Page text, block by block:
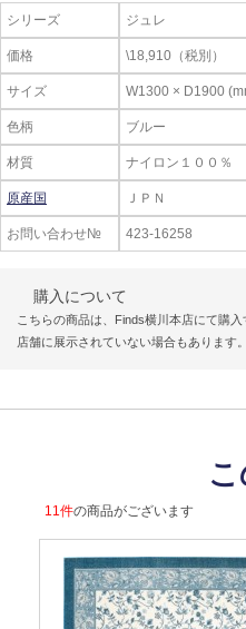
シリーズ ジュレ
価格 \18,910（税別）
サイズ W1300 × D1900
色柄 ブルー
材質 ナイロン１００％
原産国 ＪＰＮ
お問い合わせ№ 423-16258
購入について
こちらの商品は、Finds横川本店にて購入
店舗に展示されていない場合もあります
11件の商品がございます